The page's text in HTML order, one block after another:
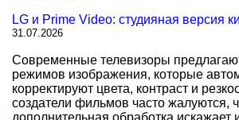
LG и Prime Video: студияная версия
31.07.2026
Современные телевизоры
режимов изображения, которые
корректируют цвета, контраст и
создатели фильмов часто жалуются,
дополнительная обработка искажает